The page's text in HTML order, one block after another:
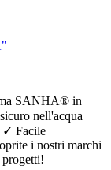
SANHA® in
nell'acqua
✓ Facile
i nostri marchi